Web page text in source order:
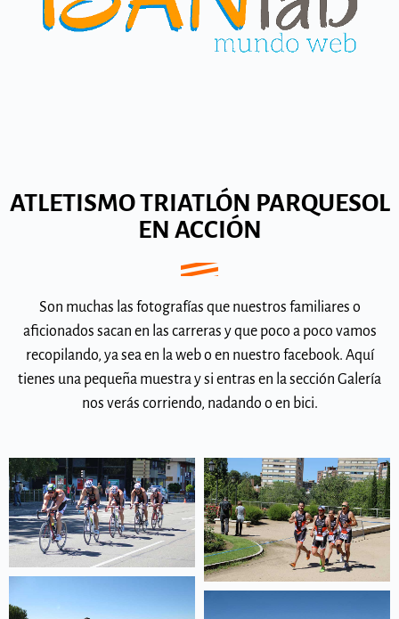
ATLETISMO TRIATLÓN PARQUESOL
EN ACCIÓN
Son muchas las fotografías que nuestros familiares o
aficionados sacan en las carreras y que poco a poco vamos
recopilando, ya sea en la web o en nuestro facebook. Aquí
tienes una pequeña muestra y si entras en la sección Galería
nos verás corriendo, nadando o en bici.